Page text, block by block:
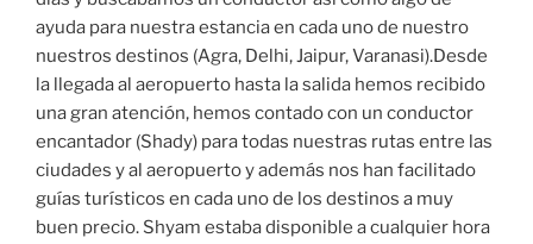
ayuda para nuestra estancia en cada uno de nuestro
nuestros destinos (Agra, Delhi, Jaipur, Varanasi).Desde
la llegada al aeropuerto hasta la salida hemos recibido
una gran atención, hemos contado con un conductor
encantador (Shady) para todas nuestras rutas entre las
ciudades y al aeropuerto y además nos han facilitado
guías turísticos en cada uno de los destinos a muy
buen precio. Shyam estaba disponible a cualquier hora